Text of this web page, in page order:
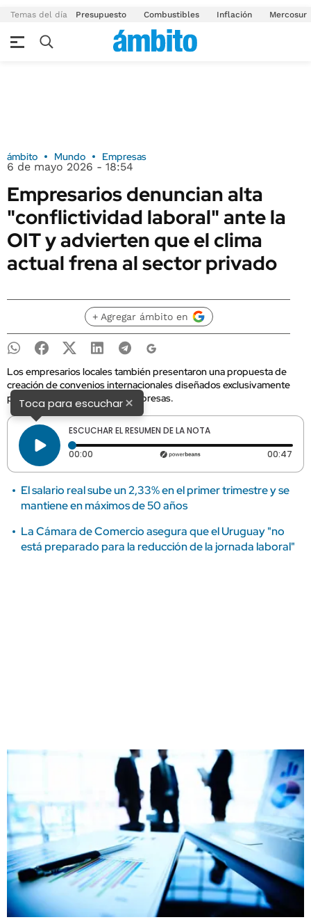
Temas del día Presupuesto Combustibles Inflación Mercosur
ámbito Mundo Empresas
6 de mayo 2026 - 18:54
Empresarios denuncian alta
"conflictividad laboral" ante la
OIT y advierten que el clima
actual frena al sector privado
+ Agregar ámbito en
Los empresarios locales también presentaron una propuesta de
creación de convenios internacionales diseñados exclusivamente
para pequeñas y medianas empresas.
Toca para escuchar×
ESCUCHAR EL RESUMEN DE LA NOTA
00:00 Tiempo transcurrido: 0 segundos 00:47
El salario real sube un 2,33% en el primer trimestre y se
mantiene en máximos de 50 años
La Cámara de Comercio asegura que el Uruguay "no
está preparado para la reducción de la jornada laboral"